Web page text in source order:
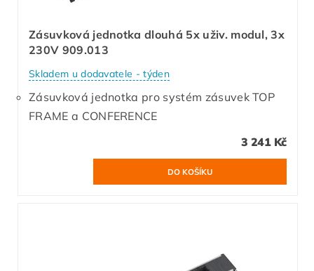
Zásuvková jednotka dlouhá 5x uživ. modul, 3x
230V 909.013
Skladem u dodavatele - týden
Zásuvková jednotka pro systém zásuvek TOP
FRAME a CONFERENCE
3 241 Kč